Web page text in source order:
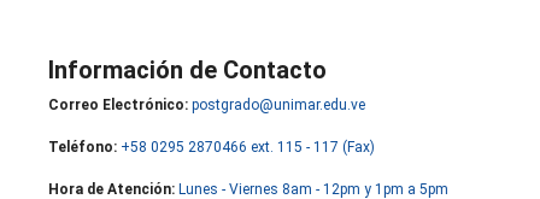
Información de Contacto
Correo Electrónico: postgrado@unimar.edu.ve
Teléfono: +58 0295 2870466 ext. 115 - 117 (Fax)
Hora de Atención: Lunes - Viernes 8am - 12pm y 1pm a 5pm